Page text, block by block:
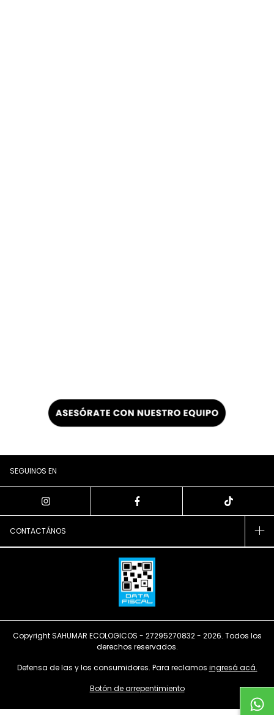
SEGUINOS EN
CONTACTÁNOS
Copyright SAHUMAR ECOLOGICOS - 27295270832 - 2026. Todos los
derechos reservados.
Defensa de las y los consumidores. Para reclamos ingresá acá.
Botón de arrepentimiento